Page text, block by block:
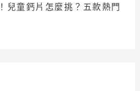
兒童鈣片怎麼挑？五款熱門